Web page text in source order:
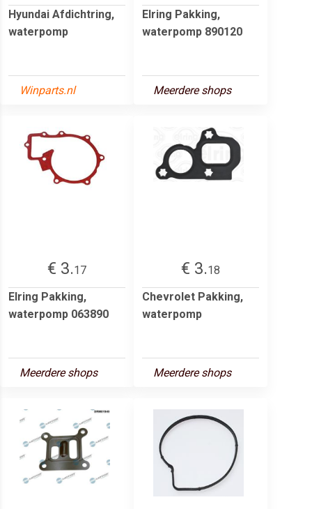
Hyundai Afdichtring,
waterpomp
Winparts.nl
Elring Pakking,
waterpomp 890120
Meerdere shops
€ 3.17
Elring Pakking,
waterpomp 063890
Meerdere shops
€ 3.18
Chevrolet Pakking,
waterpomp
Meerdere shops